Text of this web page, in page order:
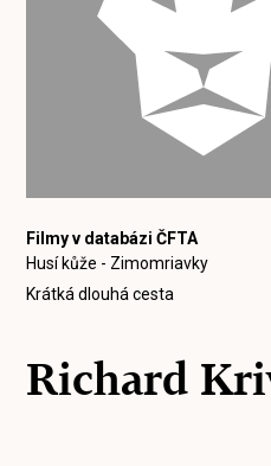
Filmy v databázi ČFTA
Husí kůže - Zimomriavky
Krátká dlouhá cesta
Richard